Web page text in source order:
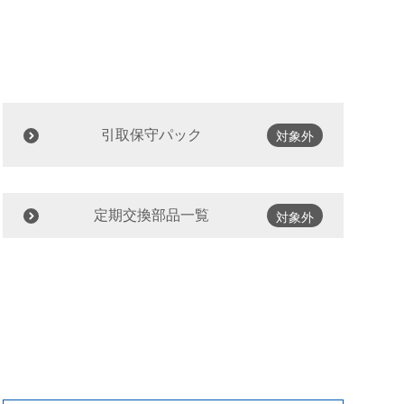
引取保守パック 対象外
定期交換部品一覧 対象外